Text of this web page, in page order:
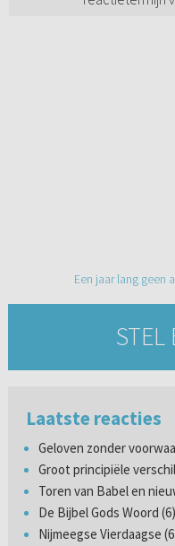
Een jaar lang geen
STEL
Laatste reacties
Geloven zonder
Groot principiële
Toren van Babel en
De Bijbel Gods Woord (6)
Nijmeegse Vierdaagse